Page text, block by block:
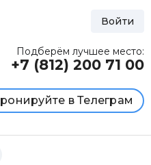
Войти
Подберём лучшее место:
+7 (812) 200 71 00
в Телеграм